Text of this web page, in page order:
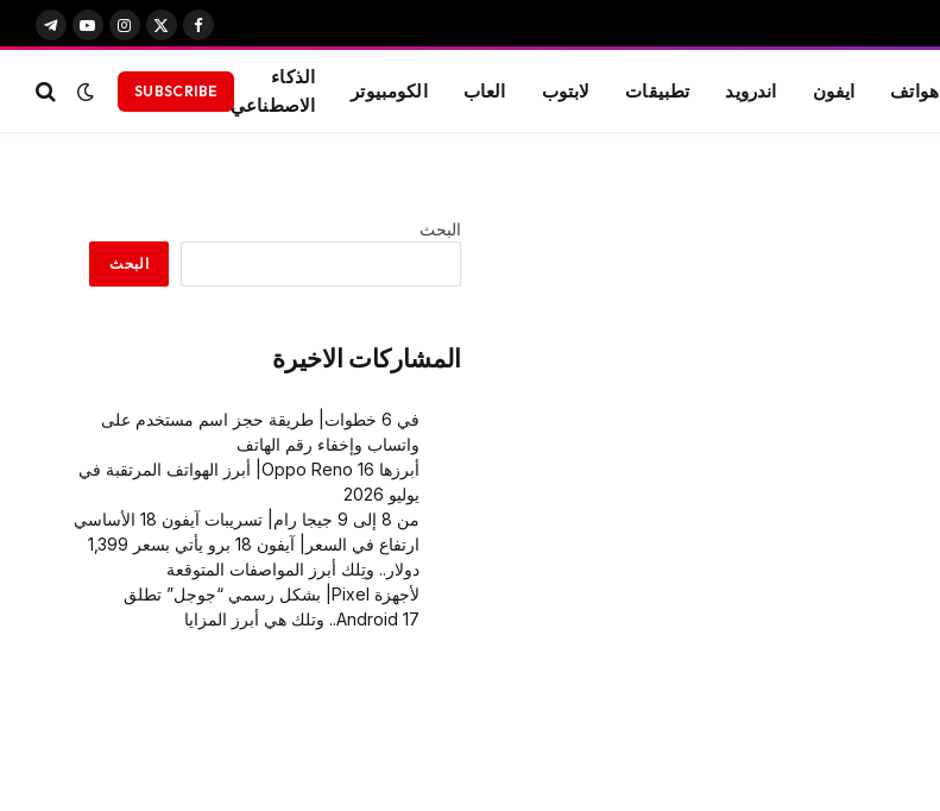
فيسبوك
X
الانستغرام
يوتيوبتيلقرام
هواتف ايفون اندرويد تطبيقات لابتوب العاب الكومبيوتر
الذكاء
الاصطناعي
SUBSCRIBE
البحث
البحث
المشاركات الاخيرة
في 6 خطوات| طريقة حجز اسم مستخدم على
واتساب وإخفاء رقم الهاتف
أبرزها Oppo Reno 16| أبرز الهواتف المرتقبة في
يوليو 2026
من 8 إلى 9 جيجا رام| تسريبات آيفون 18 الأساسي
ارتفاع في السعر| آيفون 18 برو يأتي بسعر 1,399
دولار.. وتِلك أبرز المواصفات المتوقعة
لأجهزة Pixel| بشكل رسمي “جوجل” تطلق
Android 17.. وتلك هي أبرز المزايا